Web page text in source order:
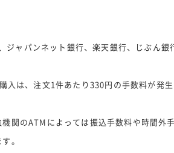
ジャパンネット銀行、楽天銀行、じぶん銀
入は、注文1件あたり330円の手数料が発生
関のATMによっては振込手数料や時間外手
。